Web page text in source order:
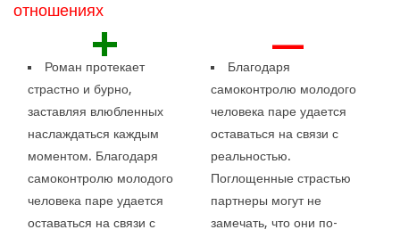
отношениях
+
Роман протекает
страстно и бурно,
заставляя влюбленных
наслаждаться каждым
моментом. Благодаря
самоконтролю молодого
человека паре удается
оставаться на связи с
—
Благодаря
самоконтролю молодого
человека паре удается
оставаться на связи с
реальностью.
Поглощенные страстью
партнеры могут не
замечать, что они по-